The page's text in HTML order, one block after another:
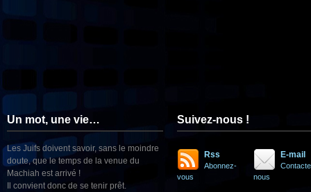
Un mot, une vie…
Les Juifs doivent savoir, sans le moindre
doute, que le temps de la venue du
Machiah est arrivé !
Il convient donc de se tenir prêt.
Suivez-nous !
Rss
Abonnez-
vous
E-mail
nous